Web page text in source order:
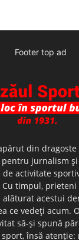
Footer top ad
din
jurnalism
activitate
timpul, prieteni
acestui
ce vedeţi acum.
să-şi spună
însă atenţie: